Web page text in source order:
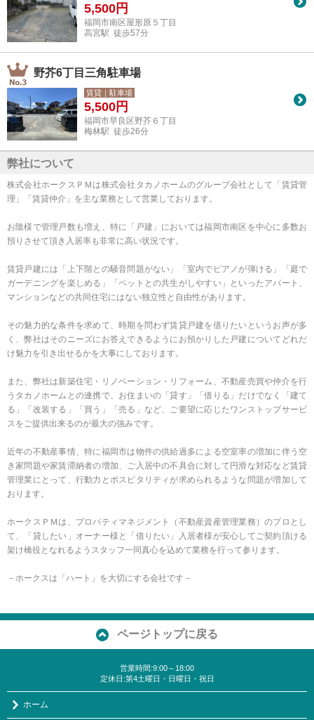
5,500 円
福岡市南区屋形原５丁目
高宮駅 徒歩57分
野芥6丁目三角駐車場
賃貸｜駐車場
5,500 円
福岡市早良区野芥６丁目
梅林駅 徒歩26分
弊社について
株式会社ホークスＰＭは株式会社タカノホームのグループ会社として「賃貸管
理」「賃貸仲介」を主な業務として営業しております。
お陰様で管理戸数も増え、特に「戸建」においては福岡市南区を中心に多数お
預りさせて頂き入居率も非常に高い状況です。
賃貸戸建には「上下階との騒音問題がない」「室内でピアノが弾ける」「庭で
ガーデニングを楽しめる」「ペットとの共生がしやすい」といったアパート、
マンションなどの共同住宅にはない独立性と自由性があります。
その魅力的な条件を求めて、時期を問わず賃貸戸建を借りたいというお声が多
く、弊社はそのニーズにお答えできるようにお預かりした戸建についてどれだ
け魅力を引き出せるかを大事にしております。
また、弊社は新築住宅・リノベーション・リフォーム、不動産売買や仲介を行
うタカノホームとの連携で、お住まいの「貸す」「借りる」だけでなく「建て
る」「改装する」「買う」「売る」など、ご要望に応じたワンストップサービ
スをご提供出来るのが最大の強みです。
近年の不動産事情、特に福岡市は物件の供給過多による空室率の増加に伴う空
き家問題や家賃滞納者の増加、ご入居中の不具合に対して円滑な対応など賃貸
管理業にとって、行動力とポスピタリティが求められるような問題が増加して
おります。
ホークスＰＭは、プロパティマネジメント（不動産資産管理業務）のプロとし
て、「貸したい」オーナー様と「借りたい」入居者様が安心してご契約頂ける
架け橋役となれるようスタッフ一同真心を込めて業務を行って参ります。
－ホークスは「ハート」を大切にする会社です－
ページトップに戻る
営業時間:9:00～18:00
定休日:第4土曜日・日曜日・祝日
ホーム